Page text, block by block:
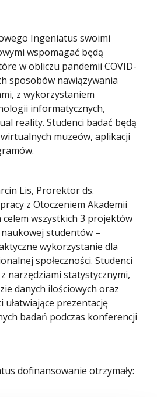
Ingeniatus swoimi
wspomagać będą
w obliczu pandemii COVID-
sposobów nawiązywania
z wykorzystaniem
informatycznych,
reality. Studenci badać będą
muzeów, aplikacji
Lis, Prorektor ds.
z Otoczeniem Akademii
celem wszystkich 3 projektów
studentów –
wykorzystanie dla
społeczności. Studenci
narzędziami statystycznymi,
danych ilościowych oraz
ułatwiające prezentację
badań podczas konferencji
dofinansowanie otrzymały: